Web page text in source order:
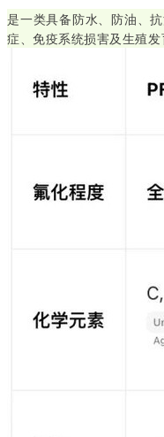
是一类具备防水、防油、
症、免疫系统损害及生殖发